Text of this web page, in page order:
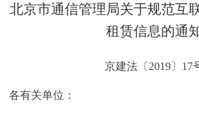
个人服务 法人服务
中介服务
北京市通信管理局关于规范互
租赁信息的通
京建法〔2019〕17
各有关单位：